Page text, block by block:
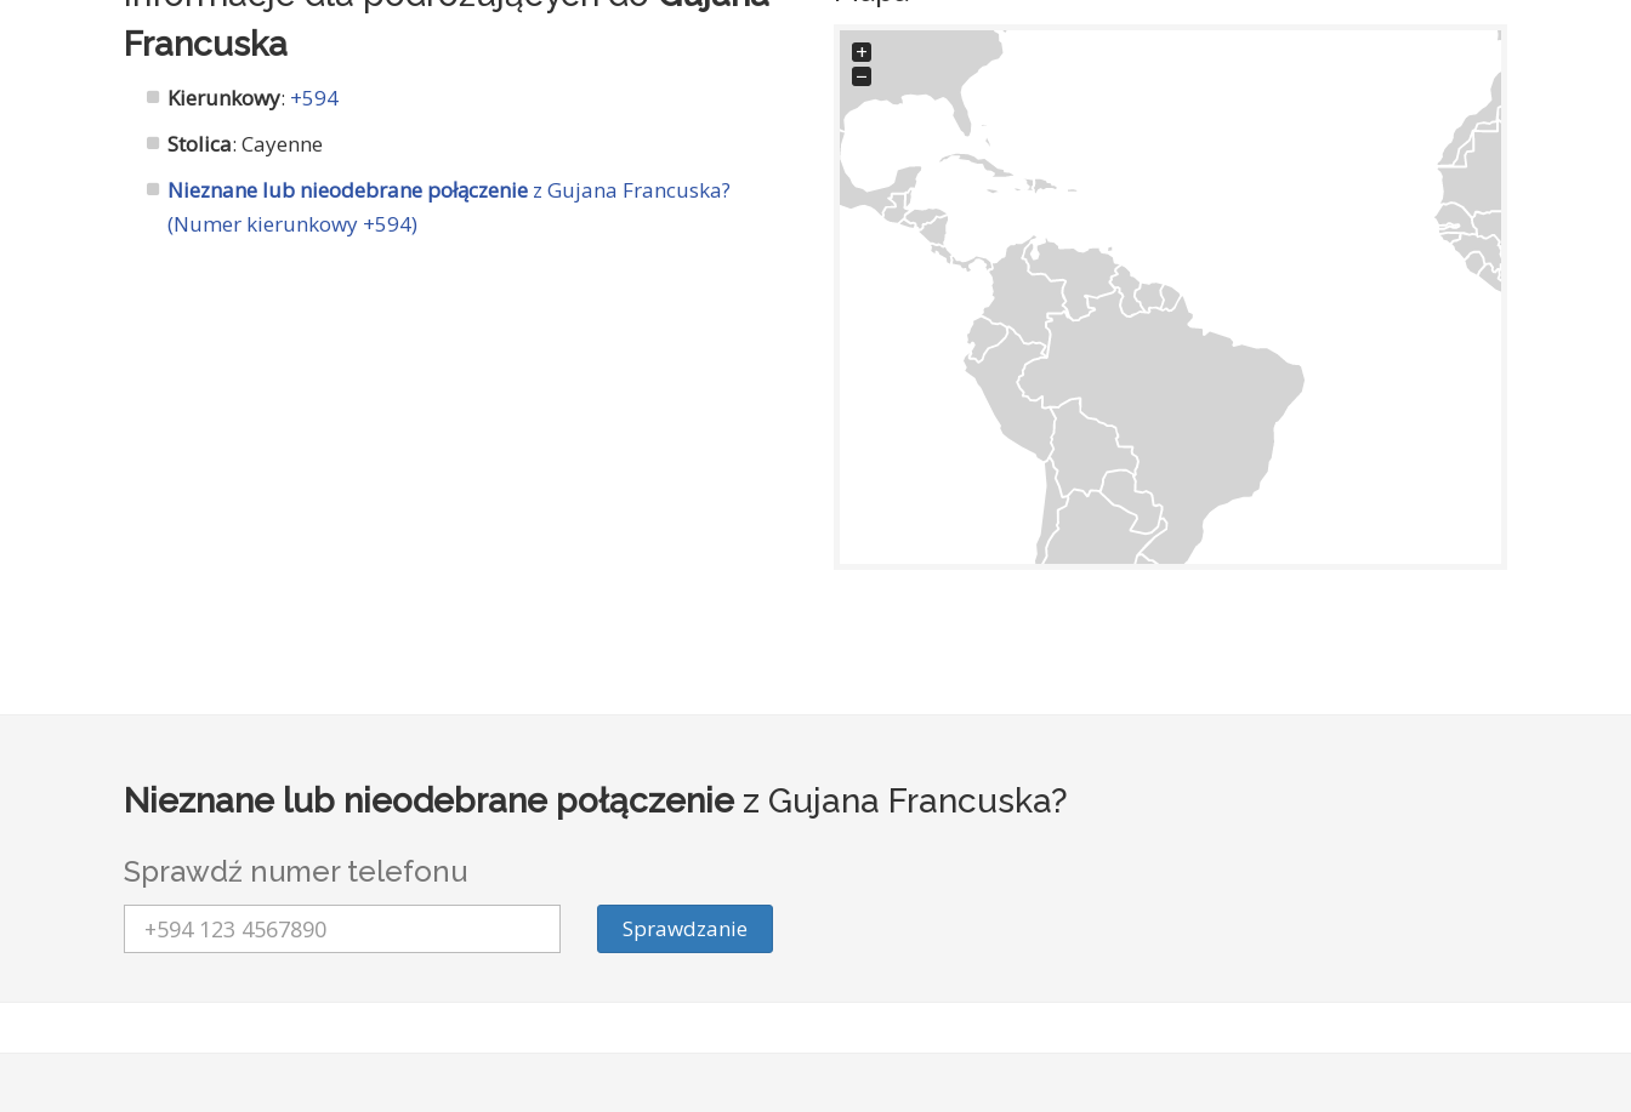
Francuska
Kierunkowy: +594
Stolica: Cayenne
Nieznane lub nieodebrane połączenie z Gujana Francuska?
(Numer kierunkowy +594)
+
−
Nieznane lub nieodebrane połączeniez Gujana Francuska?
Sprawdź numer telefonu
Sprawdzanie